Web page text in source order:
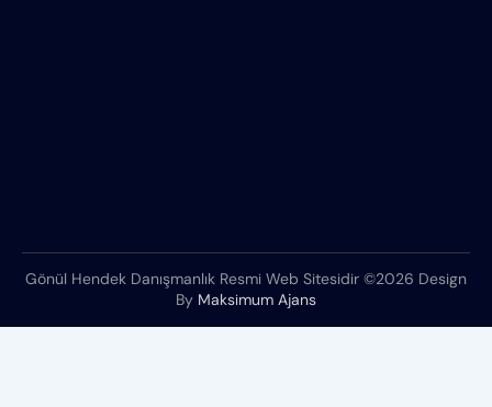
Gönül Hendek Danışmanlık Resmi Web Sitesidir ©2026 Design
By Maksimum Ajans